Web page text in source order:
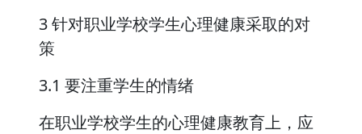
3 针对职业学校学生心理健康采取的对
策
3.1 要注重学生的情绪
在职业学校学生的心理健康教育上，应